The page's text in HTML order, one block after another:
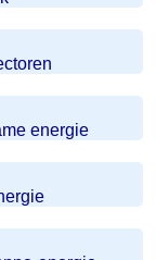
energie